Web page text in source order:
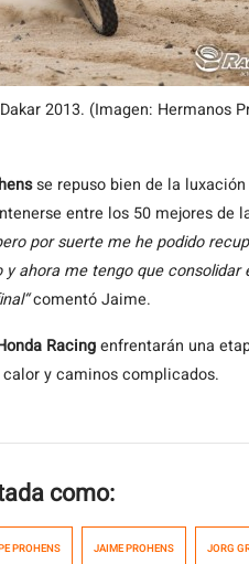
2013. (Imagen: Hermanos
se repuso bien de la
entre los 50 mejores de
por suerte me he podido
ahora me tengo que
comentó Jaime.
Racingenfrentarán una
y caminos complicados.
como:
PROHENS JAIME PROHENS JORG